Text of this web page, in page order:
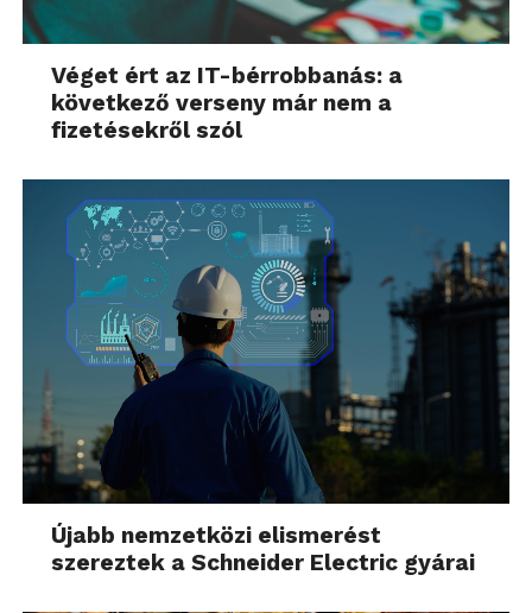
Véget ért az IT-bérrobbanás: a
következő verseny már nem a
fizetésekről szól
Újabb nemzetközi elismerést
szereztek a Schneider Electric gyárai